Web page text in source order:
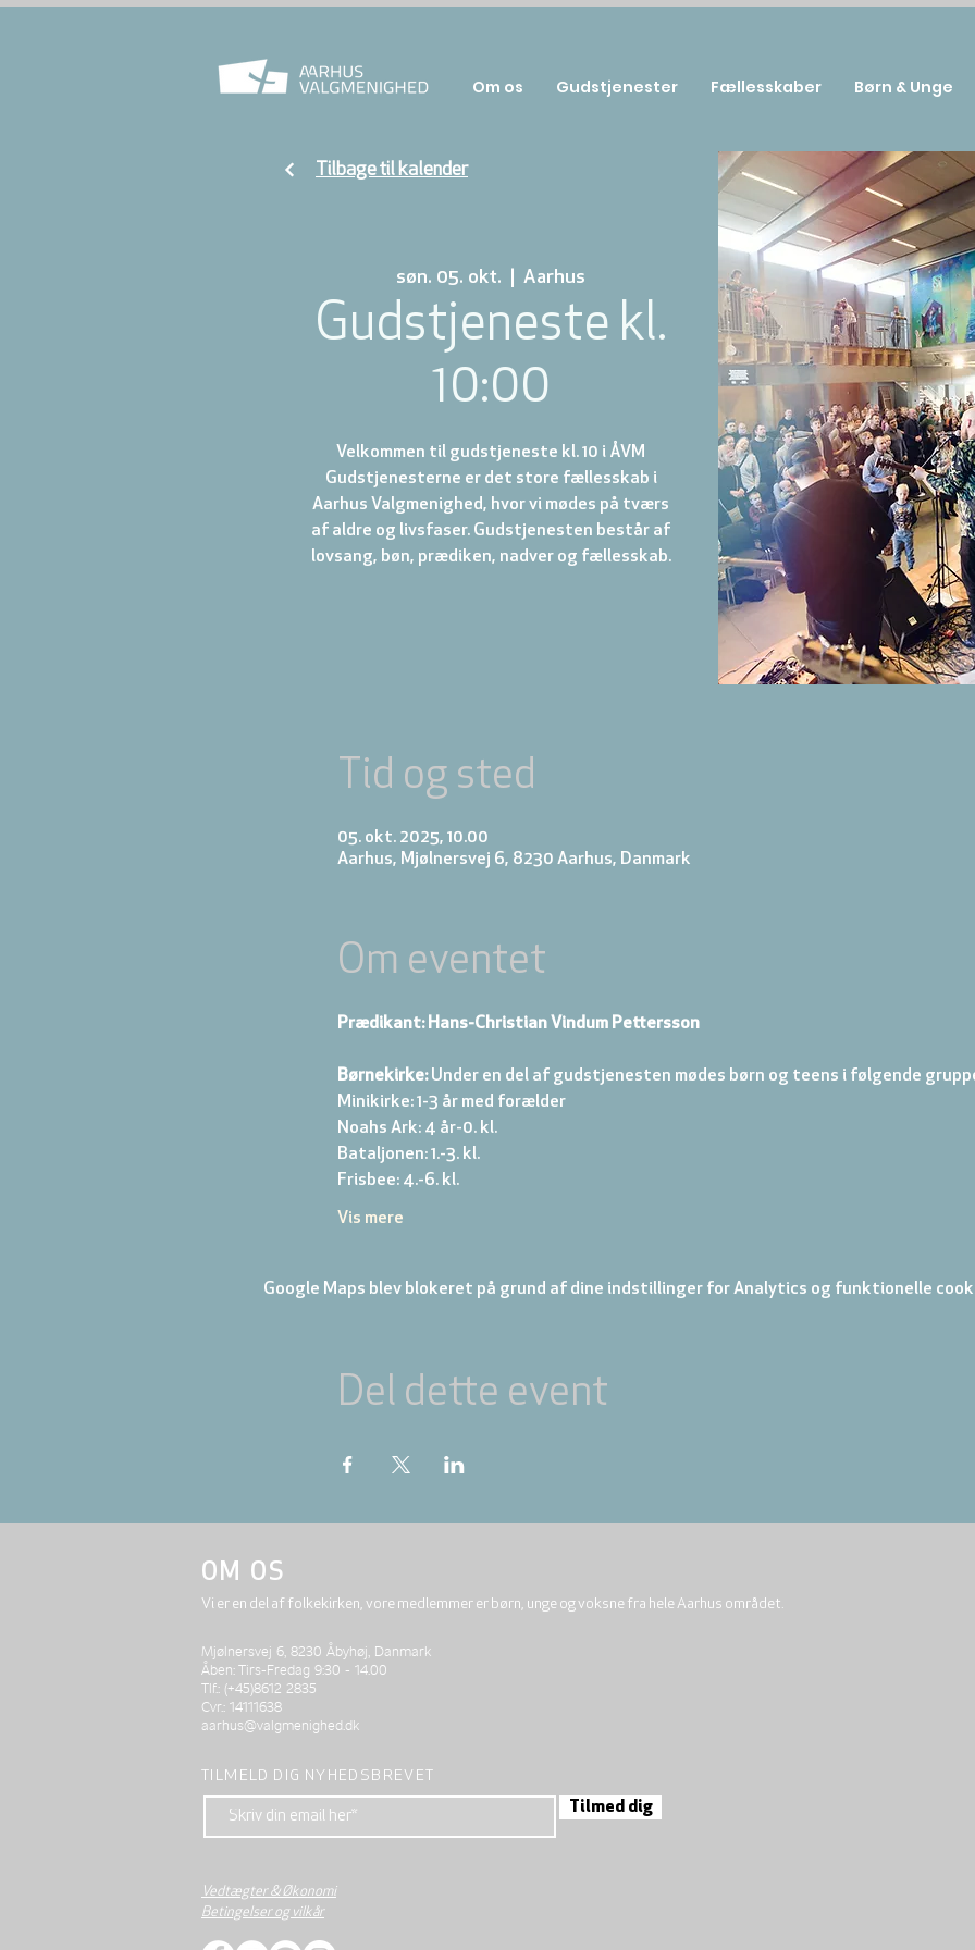
søn. 05. okt.
  |
Aarhus
Gudstjeneste kl.
10:00
Velkommen til gudstjeneste kl. 10 i ÅVM
Gudstjenesterne er det store fællesskab i
Aarhus Valgmenighed, hvor vi mødes på tværs
af aldre og livsfaser. Gudstjenesten består af
lovsang, bøn, prædiken, nadver og fællesskab.
Tid og sted
05. okt. 2025, 10.00
Aarhus, Mjølnersvej 6, 8230 Aarhus, Danmark
Om eventet
Prædikant: Hans-Christian Vindum Pettersson
Børnekirke: Under en del af gudstjenesten mødes børn og teens i følgende
Minikirke: 1-3 år med forælder
Noahs Ark: 4 år-0. kl.
Bataljonen: 1.-3. kl.
Frisbee: 4.-6. kl.
Vis mere
Google Maps blev blokeret på grund af dine indstillinger for Analytics og funktionelle
Del dette event
Tilbage til kalender
Om os Gudstjenester Fællesskaber Børn & Unge
OM OS
Vi er en del af folkekirken, vore medlemmer er børn, unge og voksne fra hele Aarhus området.
Mjølnersvej 6, 8230 Åbyhøj, Danmark
Åben: Tirs-Fredag 9:30 - 14.00
Tlf.: (+45)8612 2835
Cvr.: 14111638
aarhus@valgmenighed.dk
TILMELD DIG NYHEDSBREVET
Tilmed dig
Vedtægter & Økonomi
Betingelser og vilkår